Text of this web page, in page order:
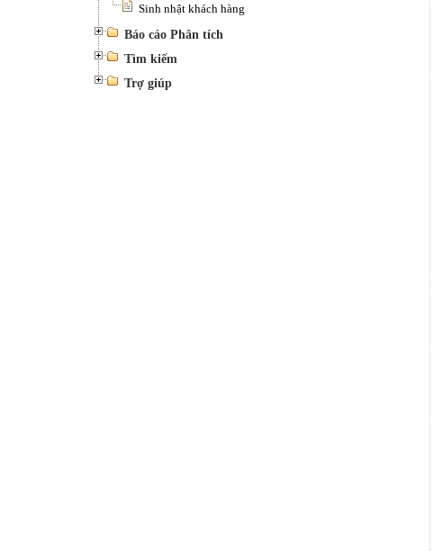
Sinh nhật khách hàng
Báo cáo Phân tích
Tìm kiếm
Trợ giúp